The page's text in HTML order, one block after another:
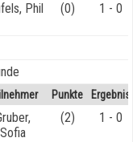
Phil (0) 1 - 0
Punkte Ergebnis
Sofia
(2) 1 - 0